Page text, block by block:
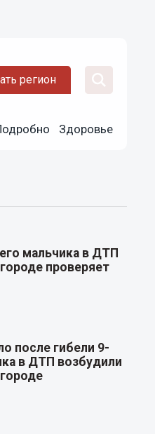
регион
Здоровье
мальчика в ДТП
проверяет
после гибели 9-
в ДТП возбудили